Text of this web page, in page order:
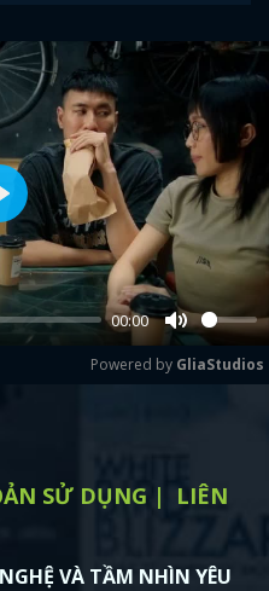
00:00
Mute
Play
Powered by GliaStudios
SỬ DỤNG
LIÊN
VÀ TẦM NHÌN YÊU